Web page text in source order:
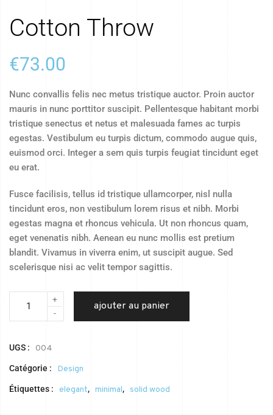
Cotton Throw
€73.00
Nunc convallis felis nec metus tristique auctor. Proin auctor
mauris in nunc porttitor suscipit. Pellentesque habitant morbi
tristique senectus et netus et malesuada fames ac turpis
egestas. Vestibulum eu turpis dictum, commodo augue quis,
euismod orci. Integer a sem quis turpis feugiat tincidunt eget
eu erat.
Fusce facilisis, tellus id tristique ullamcorper, nisl nulla
tincidunt eros, non vestibulum lorem risus et nibh. Morbi
egestas magna et rhoncus vehicula. Ut non rhoncus quam,
eget venenatis nibh. Aenean eu nunc mollis est pretium
blandit. Vivamus in viverra enim, ut suscipit augue. Sed
scelerisque nisi ac velit tempor sagittis.
+
-
ajouter au panier
UGS : 004
Catégorie : Design
Étiquettes : elegant, minimal, solid wood